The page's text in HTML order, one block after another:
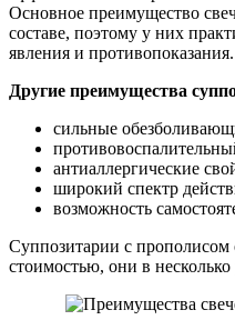
Основное преимущество
составе, поэтому у них
явления и противопоказания.
Другие преимущества
сильные
антиаллергические
широкий спектр
возможность
Суппозитарии с прополисом
стоимостью, они в